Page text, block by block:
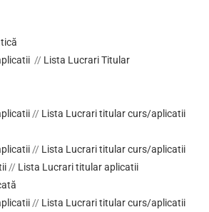
// Lista Lucrari Titular
// Lista Lucrari titular curs/aplicatii
// Lista Lucrari titular curs/aplicatii
// Lista Lucrari titular aplicatii
// Lista Lucrari titular curs/aplicatii